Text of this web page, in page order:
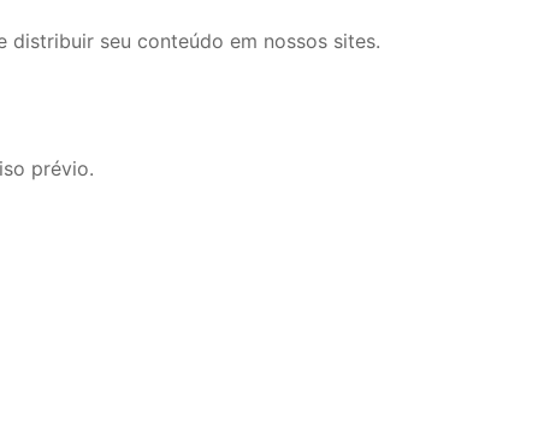
seu conteúdo em nossos sites.
prévio.